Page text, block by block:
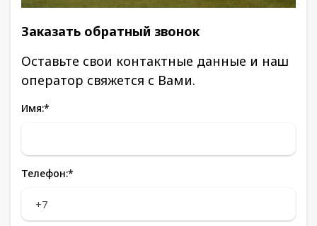
Заказать обратный звонок
Оставьте свои контактные данные и наш
оператор свяжется с Вами.
Имя:*
Телефон:*